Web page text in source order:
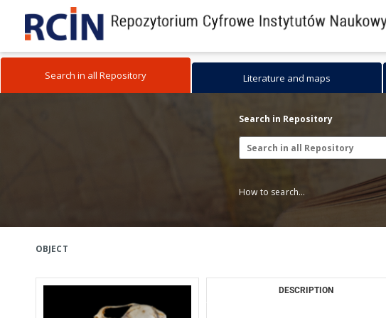
Search in all Repository Literature and maps
Search in Repository
How to search...
OBJECT
DESCRIPTION